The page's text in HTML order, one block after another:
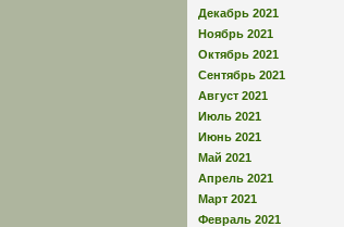
Декабрь 2021
Ноябрь 2021
Октябрь 2021
Сентябрь 2021
Август 2021
Июль 2021
Июнь 2021
Май 2021
Апрель 2021
Март 2021
Февраль 2021